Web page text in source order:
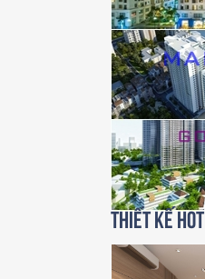
Thiết kế HOT